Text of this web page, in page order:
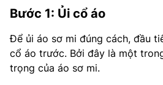
Bước 1: Ủi cổ áo
Để ủi áo sơ mi đúng cách, đầu
cổ áo trước. Bởi đây là một
trọng của áo sơ mi.